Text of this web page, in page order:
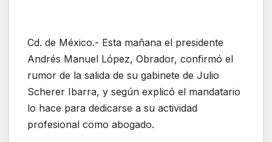
Cd. de México.- Esta mañana el presidente
Andrés Manuel López, Obrador, confirmó el
rumor de la salida de su gabinete de Julio
Scherer Ibarra, y según explicó el mandatario
lo hace para dedicarse a su actividad
profesional como abogado.